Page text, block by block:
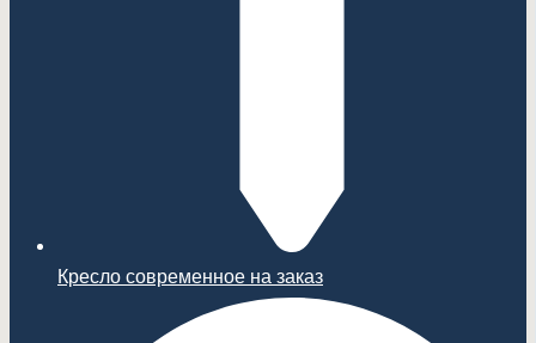
Кресло современное на заказ